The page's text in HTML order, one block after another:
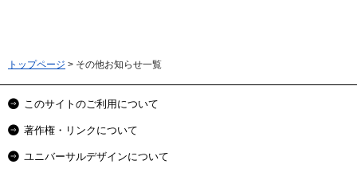
トップページ > その他お知らせ一覧
このサイトのご利用について
著作権・リンクについて
ユニバーサルデザインについて